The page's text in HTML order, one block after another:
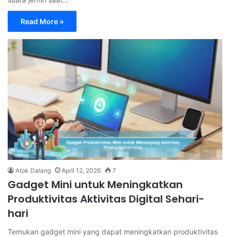
Read More »
Atok Dalang April 12, 2026 7
Gadget Mini untuk Meningkatkan
Produktivitas Aktivitas Digital Sehari-
hari
Temukan gadget mini yang dapat meningkatkan produktivitas